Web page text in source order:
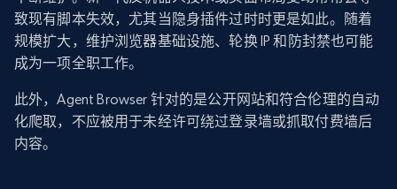
致现有脚本失效，尤其当隐身插件过时时更是如此。随着
规模扩大，维护浏览器基础设施、轮换 IP 和防封禁也可能
成为一项全职工作。
此外，Agent Browser 针对的是公开网站和符合伦理的自动
化爬取，不应被用于未经许可绕过登录墙或抓取付费墙后
内容。